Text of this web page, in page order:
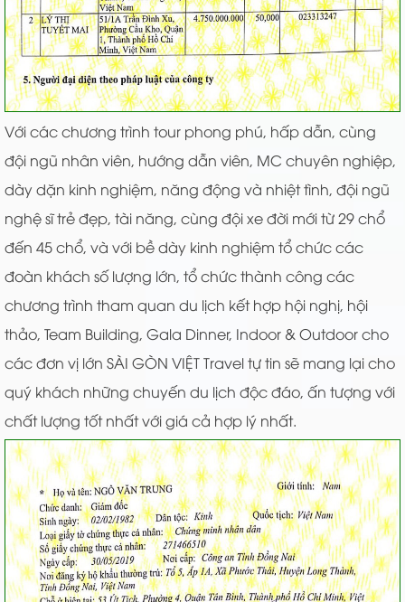
Với các chương trình tour phong phú, hấp dẫn, cùng
đội ngũ nhân viên, hướng dẫn viên, MC chuyên nghiệp,
dày dặn kinh nghiệm, năng động và nhiệt tình, đội ngũ
nghệ sĩ trẻ đẹp, tài năng, cùng đội xe đời mới từ 29 chổ
đến 45 chổ, và với bề dày kinh nghiệm tổ chức các
đoàn khách số lượng lớn, tổ chức thành công các
chương trình tham quan du lịch kết hợp hội nghị, hội
thảo, Team Building, Gala Dinner, Indoor & Outdoor cho
các đơn vị lớn SÀI GÒN VIỆT Travel tự tin sẽ mang lại cho
quý khách những chuyến du lịch độc đáo, ấn tượng với
chất lượng tốt nhất với giá cả hợp lý nhất.